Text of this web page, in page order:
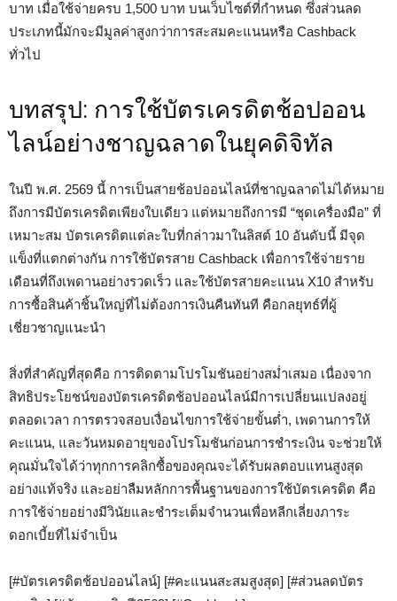
บาท เมื่อใช้จ่ายครบ 1,500 บาท บนเว็บไซต์ที่กำหนด ซึ่งส่วนลด
ประเภทนี้มักจะมีมูลค่าสูงกว่าการสะสมคะแนนหรือ Cashback
ทั่วไป
บทสรุป: การใช้บัตรเครดิตช้อปออน
ไลน์อย่างชาญฉลาดในยุคดิจิทัล
ในปี พ.ศ. 2569 นี้ การเป็นสายช้อปออนไลน์ที่ชาญฉลาดไม่ได้หมาย
ถึงการมีบัตรเครดิตเพียงใบเดียว แต่หมายถึงการมี “ชุดเครื่องมือ” ที่
เหมาะสม บัตรเครดิตแต่ละใบที่กล่าวมาในลิสต์ 10 อันดับนี้ มีจุด
แข็งที่แตกต่างกัน การใช้บัตรสาย Cashback เพื่อการใช้จ่ายราย
เดือนที่ถึงเพดานอย่างรวดเร็ว และใช้บัตรสายคะแนน X10 สำหรับ
การซื้อสินค้าชิ้นใหญ่ที่ไม่ต้องการเงินคืนทันที คือกลยุทธ์ที่ผู้
เชี่ยวชาญแนะนำ
สิ่งที่สำคัญที่สุดคือ การติดตามโปรโมชันอย่างสม่ำเสมอ เนื่องจาก
สิทธิประโยชน์ของบัตรเครดิตช้อปออนไลน์มีการเปลี่ยนแปลงอยู่
ตลอดเวลา การตรวจสอบเงื่อนไขการใช้จ่ายขั้นต่ำ, เพดานการให้
คะแนน, และวันหมดอายุของโปรโมชันก่อนการชำระเงิน จะช่วยให้
คุณมั่นใจได้ว่าทุกการคลิกซื้อของคุณจะได้รับผลตอบแทนสูงสุด
อย่างแท้จริง และอย่าลืมหลักการพื้นฐานของการใช้บัตรเครดิต คือ
การใช้จ่ายอย่างมีวินัยและชำระเต็มจำนวนเพื่อหลีกเลี่ยงภาระ
ดอกเบี้ยที่ไม่จำเป็น
[#บัตรเครดิตช้อปออนไลน์] [#คะแนนสะสมสูงสุด] [#ส่วนลดบัตร